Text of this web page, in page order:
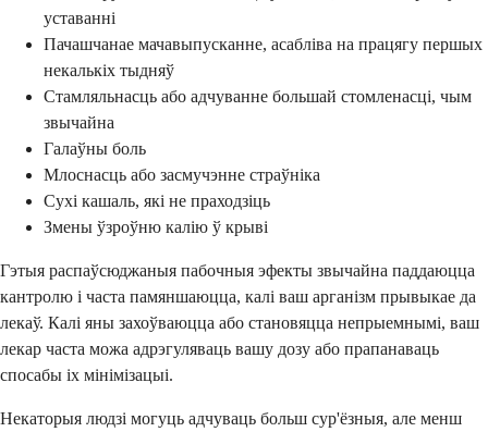
уставанні
Пачашчанае мачавыпусканне, асабліва на працягу першых
некалькіх тыдняў
Стамляльнасць або адчуванне большай стомленасці, чым
звычайна
Галаўны боль
Млоснасць або засмучэнне страўніка
Сухі кашаль, які не праходзіць
Змены ўзроўню калію ў крыві
Гэтыя распаўсюджаныя пабочныя эфекты звычайна паддаюцца
кантролю і часта памяншаюцца, калі ваш арганізм прывыкае да
лекаў. Калі яны захоўваюцца або становяцца непрыемнымі, ваш
лекар часта можа адрэгуляваць вашу дозу або прапанаваць
спосабы іх мінімізацыі.
Некаторыя людзі могуць адчуваць больш сур'ёзныя, але менш